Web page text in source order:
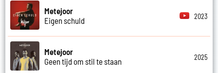
Metejoor
Eigen schuld
2023
Metejoor
Geen tijd om stil te staan
2025